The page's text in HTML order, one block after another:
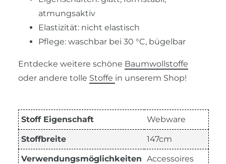
atmungsaktiv
Elastizität: nicht elastisch
Pflege: waschbar bei 30 °C, bügelbar
Entdecke weitere schöne Baumwollstoffe
oder andere tolle Stoffe in unserem Shop!
Stoff Eigenschaft Webware
Stoffbreite 147cm
Verwendungsmöglichkeiten Accessoires